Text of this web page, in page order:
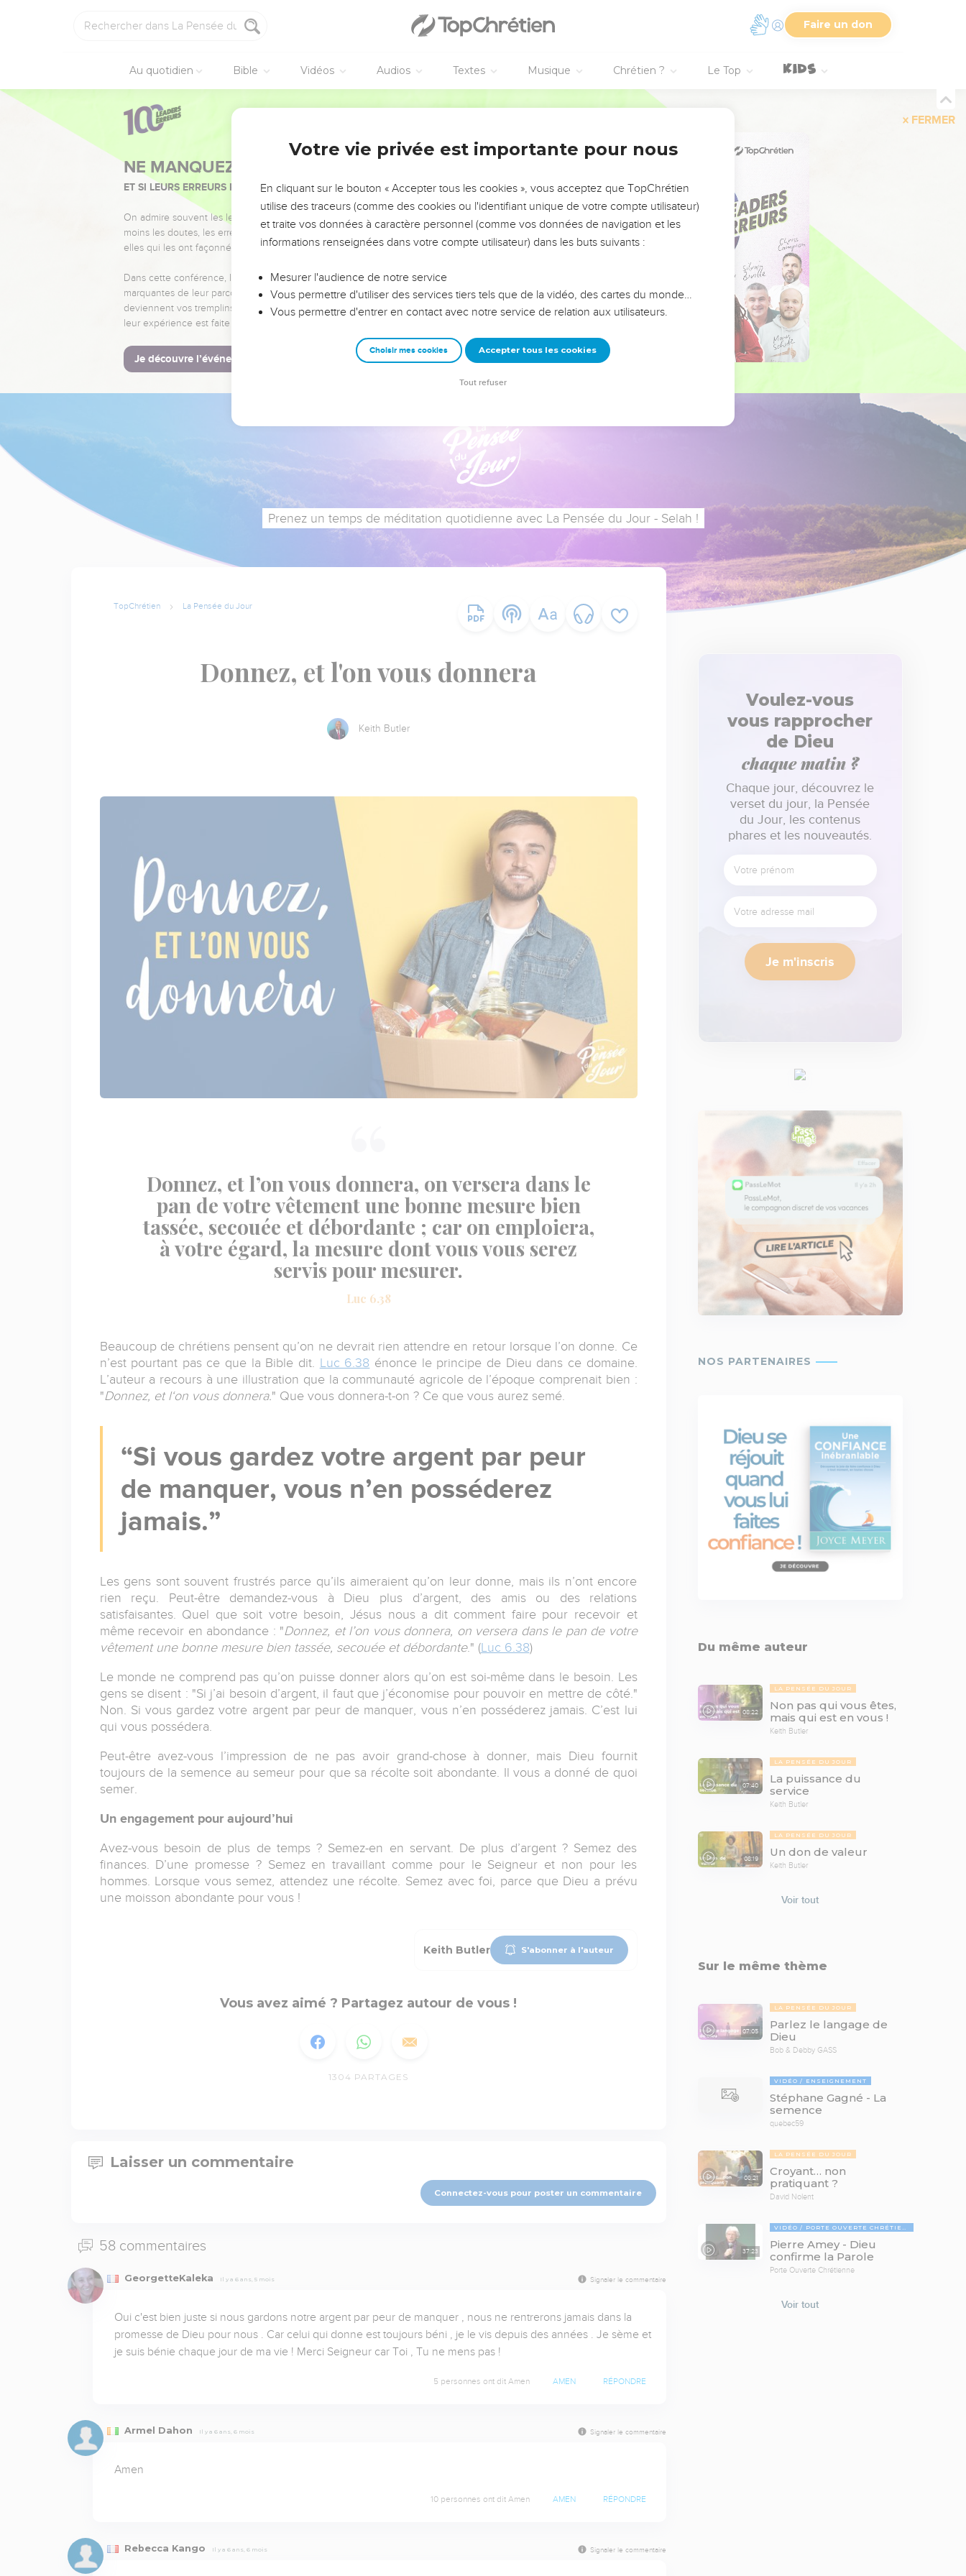
Faire un don
Au quotidien Bible Vidéos Audios Textes Musique Chrétien ? Le Top
FERMER
NE MANQUEZ PAS L’ÉVÉNEMENT DE L’ANNÉE !
ET SI LEURS ERREURS POUVAIENT VOUS ÉVITER LES VOTRES ?
On admire souvent les leaders pour leurs réussites, leur impact, leur foi ou leur vision. Mais on voit
moins les doutes, les erreurs et les saisons difficiles qu'ils ont traversés, alors même que ce sont
elles qui les ont façonnés.
Dans cette conférence, leaders, entrepreneurs, et responsables reviennent sur les erreurs
marquantes de leur parcours et les clés pour avancer avec plus de sagesse afin que leurs erreurs
deviennent vos tremplins. Que vous guidiez un ministère, une équipe, un groupe ou une famille,
leur expérience est faite pour vous.
Je découvre l’événement
Prenez un temps de méditation quotidienne avec La Pensée du Jour - Selah !
TopChrétien La Pensée du Jour
Donnez, et l'on vous donnera
Keith Butler
Donnez, et l’on vous donnera, on versera dans le
pan de votre vêtement une bonne mesure bien
tassée, secouée et débordante ; car on emploiera,
à votre égard, la mesure dont vous vous serez
servis pour mesurer.
Luc 6.38
Beaucoup de chrétiens pensent qu’on ne devrait rien attendre en retour lorsque l’on donne. Ce
n’est pourtant pas ce que la Bible dit. Luc 6.38 énonce le principe de Dieu dans ce domaine.
L’auteur a recours à une illustration que la communauté agricole de l’époque comprenait bien :
"Donnez, et l‘on vous donnera." Que vous donnera-t-on ? Ce que vous aurez semé.
Si vous gardez votre argent par peur
de manquer, vous n’en posséderez
jamais.
Les gens sont souvent frustrés parce qu’ils aimeraient qu’on leur donne, mais ils n’ont encore
rien reçu. Peut-être demandez-vous à Dieu plus d’argent, des amis ou des relations
satisfaisantes. Quel que soit votre besoin, Jésus nous a dit comment faire pour recevoir et
même recevoir en abondance : "Donnez, et l’on vous donnera, on versera dans le pan de votre
vêtement une bonne mesure bien tassée, secouée et débordante." (Luc 6.38)
Le monde ne comprend pas qu’on puisse donner alors qu’on est soi-même dans le besoin. Les
gens se disent : "Si j’ai besoin d’argent, il faut que j’économise pour pouvoir en mettre de côté."
Non. Si vous gardez votre argent par peur de manquer, vous n’en posséderez jamais. C’est lui
qui vous possédera.
Peut-être avez-vous l’impression de ne pas avoir grand-chose à donner, mais Dieu fournit
toujours de la semence au semeur pour que sa récolte soit abondante. Il vous a donné de quoi
semer.
Un engagement pour aujourd’hui
Avez-vous besoin de plus de temps ? Semez-en en servant. De plus d’argent ? Semez des
finances. D’une promesse ? Semez en travaillant comme pour le Seigneur et non pour les
hommes. Lorsque vous semez, attendez une récolte. Semez avec foi, parce que Dieu a prévu
une moisson abondante pour vous !
Keith Butler S'abonner à l'auteur
Vous avez aimé ? Partagez autour de vous !
1304 PARTAGES
Laisser un commentaire
Connectez-vous pour poster un commentaire
58 commentaires
GeorgetteKaleka Il y a 6 ans, 5 mois Signaler le commentaire
Oui c'est bien juste si nous gardons notre argent par peur de manquer , nous ne rentrerons jamais dans la
promesse de Dieu pour nous . Car celui qui donne est toujours béni , je le vis depuis des années . Je sème et
je suis bénie chaque jour de ma vie ! Merci Seigneur car Toi , Tu ne mens pas !
5 personnes ont dit Amen AMEN RÉPONDRE
Armel Dahon Il y a 6 ans, 6 mois Signaler le commentaire
Amen
10 personnes ont dit Amen AMEN RÉPONDRE
Rebecca Kango Il y a 6 ans, 6 mois Signaler le commentaire
Voulez-vous
vous rapprocher
de Dieu
chaque matin ?
Chaque jour, découvrez le
verset du jour, la Pensée
du Jour, les contenus
phares et les nouveautés.
Je m'inscris
Du même auteur
08:22
LA PENSÉE DU JOUR
Non pas qui vous êtes,
mais qui est en vous !
Keith Butler
07:40
LA PENSÉE DU JOUR
La puissance du
service
Keith Butler
08:19
LA PENSÉE DU JOUR
Un don de valeur
Keith Butler
Voir tout
Sur le même thème
07:05
LA PENSÉE DU JOUR
Parlez le langage de
Dieu
Bob & Debby GASS
VIDÉO ENSEIGNEMENT
Stéphane Gagné - La
semence
quebec59
08:21
LA PENSÉE DU JOUR
Croyant… non
pratiquant ?
David Nolent
37:23
VIDÉO PORTE OUVERTE CHRÉTIENNE
Pierre Amey - Dieu
confirme la Parole
Porte Ouverte Chrétienne
Voir tout
Votre vie privée est importante pour nous
En cliquant sur le bouton « Accepter tous les cookies », vous acceptez que TopChrétien
utilise des traceurs (comme des cookies ou l'identifiant unique de votre compte utilisateur)
et traite vos données à caractère personnel (comme vos données de navigation et les
informations renseignées dans votre compte utilisateur) dans les buts suivants :
Mesurer l'audience de notre service
Vous permettre d'utiliser des services tiers tels que de la vidéo, des cartes du monde…
Vous permettre d'entrer en contact avec notre service de relation aux utilisateurs.
Choisir mes cookies Accepter tous les cookies
Tout refuser